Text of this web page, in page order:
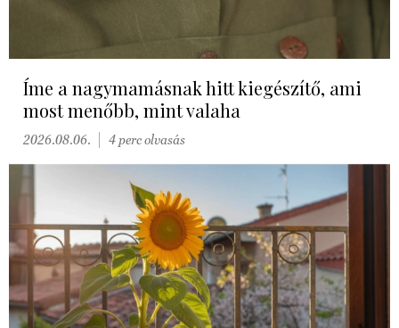
Íme a nagymamásnak hitt kiegészítő, ami
most menőbb, mint valaha
2026.08.06. 4 perc olvasás